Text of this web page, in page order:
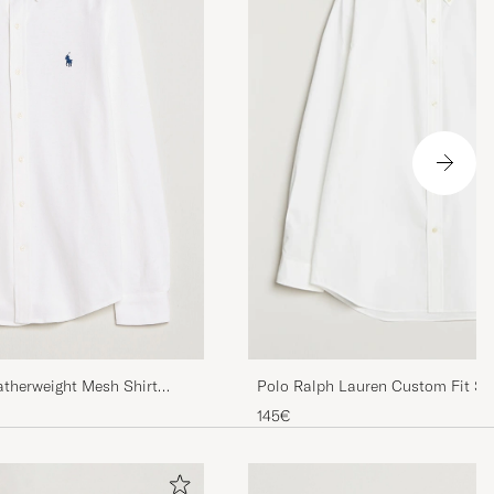
Mesh Shirt
Polo Ralph Lauren Custom Fit
Shirt White
145€